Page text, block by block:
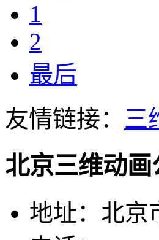
1
2
最后
友情链接： 三
北京三维动画
地址：北京